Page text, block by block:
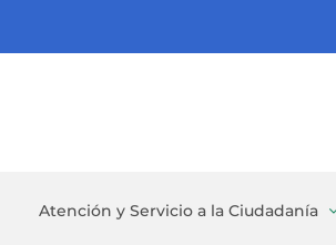
Atención y Servicio a la Ciudadanía